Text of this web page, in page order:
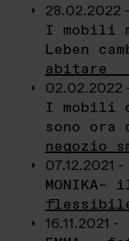
28.02.2022 -
I mobili
Leben
abitare
02.02.2022
I mobili
sono
negozio
07.12.2021 -
16.11.2021 -